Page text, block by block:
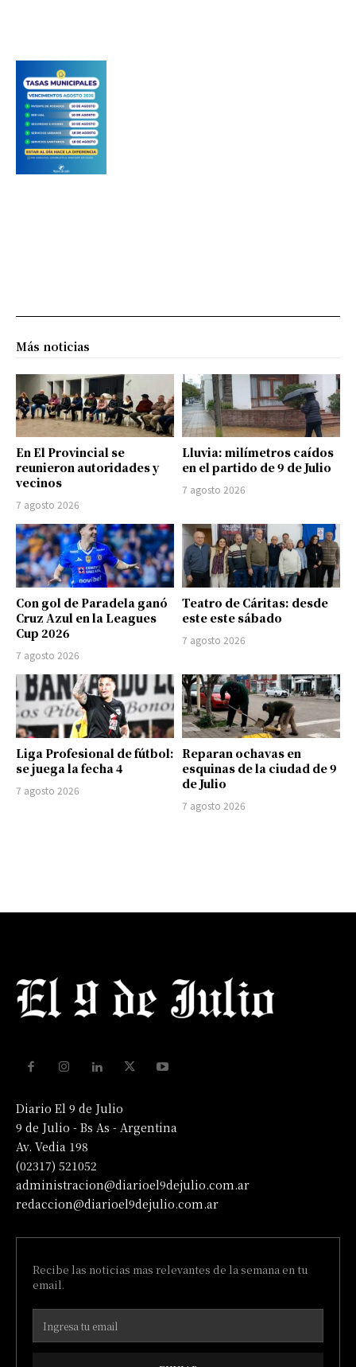
Más noticias
En El Provincial se
reunieron autoridades y
vecinos
7 agosto 2026
Lluvia: milímetros caídos
en el partido de 9 de Julio
7 agosto 2026
Con gol de Paradela ganó
Cruz Azul en la Leagues
Cup 2026
7 agosto 2026
Teatro de Cáritas: desde
este este sábado
7 agosto 2026
Liga Profesional de fútbol:
se juega la fecha 4
7 agosto 2026
Reparan ochavas en
esquinas de la ciudad de 9
de Julio
7 agosto 2026
Diario El 9 de Julio
9 de Julio - Bs As - Argentina
Av. Vedia 198
(02317) 521052
administracion@diarioel9dejulio.com.ar
redaccion@diarioel9dejulio.com.ar
Recibe las noticias mas relevantes de la semana en tu
email.